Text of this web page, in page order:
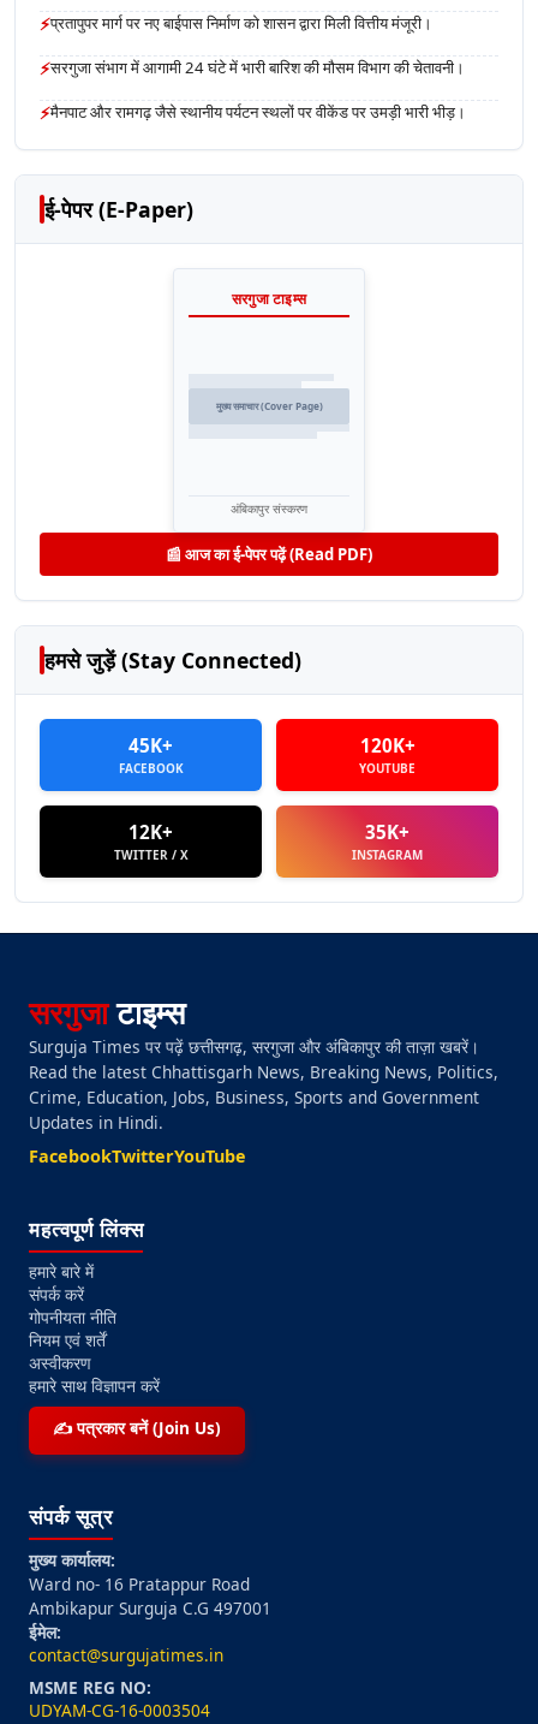
⚡प्रतापुपर मार्ग पर नए बाईपास निर्माण को शासन द्वारा मिली वित्तीय मंजूरी।
⚡सरगुजा संभाग में आगामी 24 घंटे में भारी बारिश की मौसम विभाग की चेतावनी।
⚡मैनपाट और रामगढ़ जैसे स्थानीय पर्यटन स्थलों पर वीकेंड पर उमड़ी भारी भीड़।
ई-पेपर (E-Paper)
सरगुजा टाइम्स
मुख्य समाचार (Cover Page)
अंबिकापुर संस्करण
📰 आज का ई-पेपर पढ़ें (Read PDF)
हमसे जुड़ें (Stay Connected)
45K+
FACEBOOK
120K+
YOUTUBE
12K+
TWITTER / X
35K+
INSTAGRAM
सरगुजाटाइम्स
Surguja Times पर पढ़ें छत्तीसगढ़, सरगुजा और अंबिकापुर की ताज़ा खबरें।
Read the latest Chhattisgarh News, Breaking News, Politics,
Crime, Education, Jobs, Business, Sports and Government
Updates in Hindi.
FacebookTwitterYouTube
महत्वपूर्ण लिंक्स
हमारे बारे में
संपर्क करें
गोपनीयता नीति
नियम एवं शर्तें
अस्वीकरण
हमारे साथ विज्ञापन करें
✍️ पत्रकार बनें (Join Us)
संपर्क सूत्र
मुख्य कार्यालय:
Ward no- 16 Pratappur Road
Ambikapur Surguja C.G 497001
ईमेल:
contact@surgujatimes.in
MSME REG NO:
UDYAM-CG-16-0003504